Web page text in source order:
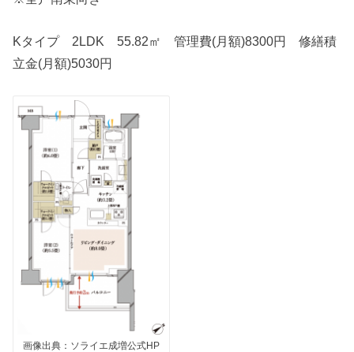
Kタイプ 2LDK 55.82㎡ 管理費(月額)8300円 修繕積
立金(月額)5030円
画像出典：ソライエ成増公式HP